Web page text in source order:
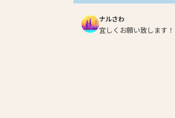
ナルさわ
宜しくお願い致します！